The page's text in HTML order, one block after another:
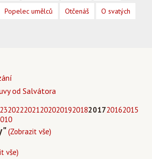
20222021202020192018201720162015
(Zobrazit vše)
vše)
Popelec umělců Otčenáš O svatých
od Salvátora